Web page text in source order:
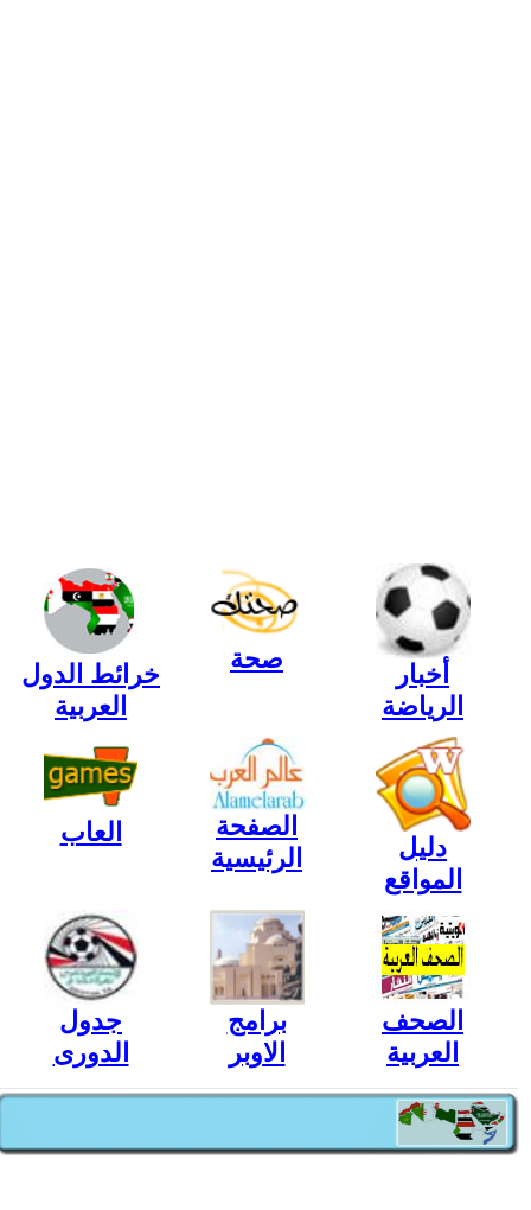
أخبار
الرياضة
صحة
خرائط الدول
العربية
دليل
المواقع
الصفحة
الرئيسية
العاب
الصحف
العربية
برامج
الاوبر
جدول
الدورى